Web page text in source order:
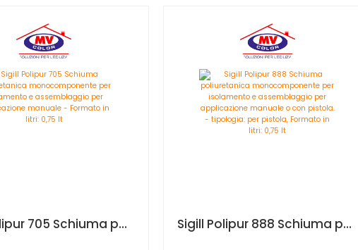
Sigill Polipur 705 Schiuma poliuretanica monocomponente per isolamento e assemblaggio per applicazione manuale - Formato in litri: 0,75 lt Sigill Polipur 888 Schiuma poliuretanica monocomponente per isolamento e assemblaggio per applicazione manuale o con pistola. - tipologia: per pistola, Formato in litri: 0,75 lt